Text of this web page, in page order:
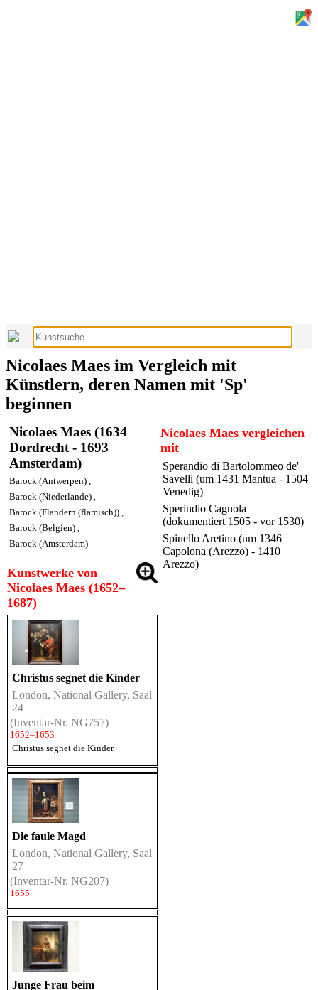
Nicolaes Maes im Vergleich mit
Künstlern, deren Namen mit 'Sp'
beginnen
Nicolaes Maes (1634
Dordrecht - 1693
Amsterdam)
Barock (Antwerpen) ,
Barock (Niederlande) ,
Barock (Flandern (flämisch)) ,
Barock (Belgien) ,
Barock (Amsterdam)
Kunstwerke von
Nicolaes Maes (1652–
1687)
Christus segnet die Kinder
London, National Gallery, Saal
24
(Inventar-Nr. NG757)
1652–1653
Christus segnet die Kinder
Die faule Magd
London, National Gallery, Saal
27
(Inventar-Nr. NG207)
1655
Junge Frau beim
Nicolaes Maes vergleichen
mit
Sperandio di Bartolommeo de'
Savelli (um 1431 Mantua - 1504
Venedig)
Sperindio Cagnola
(dokumentiert 1505 - vor 1530)
Spinello Aretino (um 1346
Capolona (Arezzo) - 1410
Arezzo)